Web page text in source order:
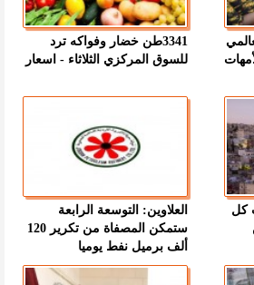
3341طن خضار وفواكه ترد
للسوق المركزي الثلاثاء - اسعار
كل
العلاوين: التوسعة الرابعة
ستمكن المصفاة من تكرير 120
ألف برميل نفط يوميا